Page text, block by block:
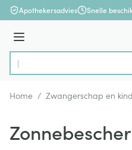
Ga naar de inhoud
Apothekersadvies Snelle
Menu
Product, merk, categorie...
Home / Zwangerschap en